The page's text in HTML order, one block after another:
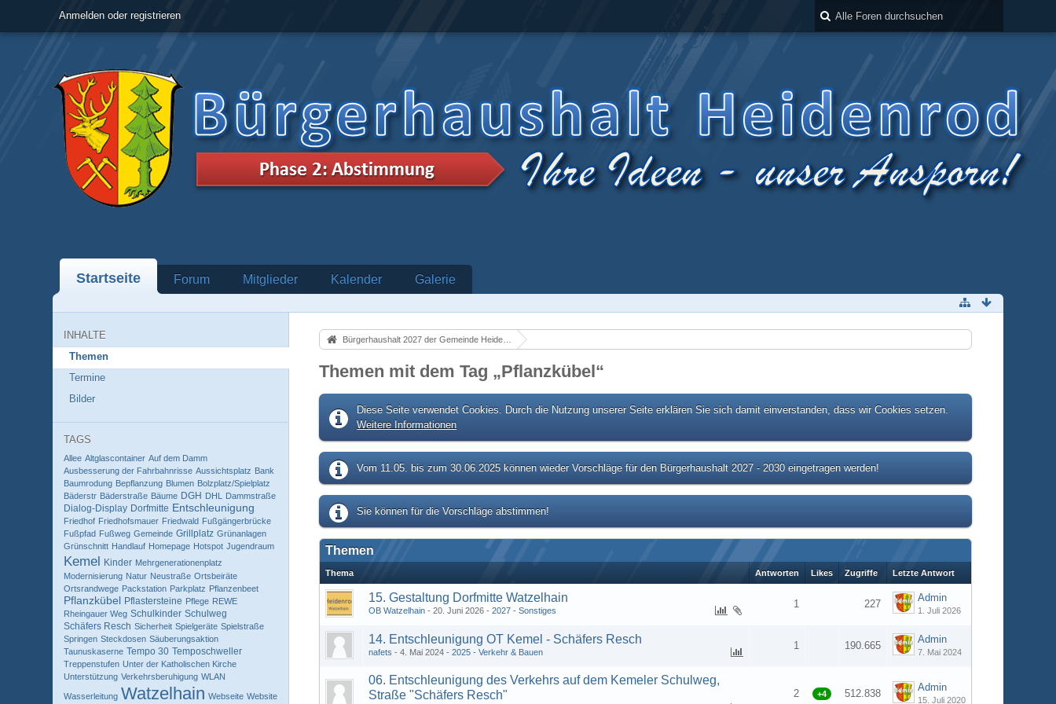
Anmelden oder registrieren
Startseite Forum Mitglieder Kalender Galerie
INHALTE
Themen
Termine
Bilder
TAGS
Allee Altglascontainer Auf dem Damm
Ausbesserung der Fahrbahnrisse Aussichtsplatz Bank
Baumrodung Bepflanzung Blumen Bolzplatz/Spielplatz
Bäderstr Bäderstraße Bäume DGH DHL Dammstraße
Dialog-Display Dorfmitte Entschleunigung
Friedhof Friedhofsmauer Friedwald Fußgängerbrücke
Fußpfad Fußweg Gemeinde Grillplatz Grünanlagen
Grünschnitt Handlauf Homepage Hotspot Jugendraum
Kemel Kinder Mehrgenerationenplatz
Modernisierung Natur Neustraße Ortsbeiräte
Ortsrandwege Packstation Parkplatz Pflanzenbeet
Pflanzkübel Pflastersteine Pflege REWE
Rheingauer Weg Schulkinder Schulweg
Schäfers Resch Sicherheit Spielgeräte Spielstraße
Springen Steckdosen Säuberungsaktion
Taunuskaserne Tempo 30 Temposchweller
Treppenstufen Unter der Katholischen Kirche
Unterstützung Verkehrsberuhigung WLAN
Wasserleitung Watzelhain Webseite Website
Bürgerhaushalt 2027 der Gemeinde Heidenrod
Themen mit dem Tag „Pflanzkübel“
Diese Seite verwendet Cookies. Durch die Nutzung unserer Seite erklären Sie sich damit einverstanden, dass wir Cookies setzen.
Weitere Informationen
Vom 11.05. bis zum 30.06.2025 können wieder Vorschläge für den Bürgerhaushalt 2027 - 2030 eingetragen werden!
Sie können für die Vorschläge abstimmen!
Themen
Thema Antworten Likes Zugriffe Letzte Antwort
15. Gestaltung Dorfmitte Watzelhain
OB Watzelhain 20. Juni 2026 2027 - Sonstiges
1 227
Admin
1. Juli 2026
14. Entschleunigung OT Kemel - Schäfers Resch
nafets 4. Mai 2024 2025 - Verkehr & Bauen
1 190.665
Admin
7. Mai 2024
06. Entschleunigung des Verkehrs auf dem Kemeler Schulweg,
Straße "Schäfers Resch"
2 +4 512.838
Admin
15. Juli 2020